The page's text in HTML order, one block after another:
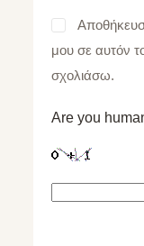
μου σε αυτόν
σχολιάσω.
Are you